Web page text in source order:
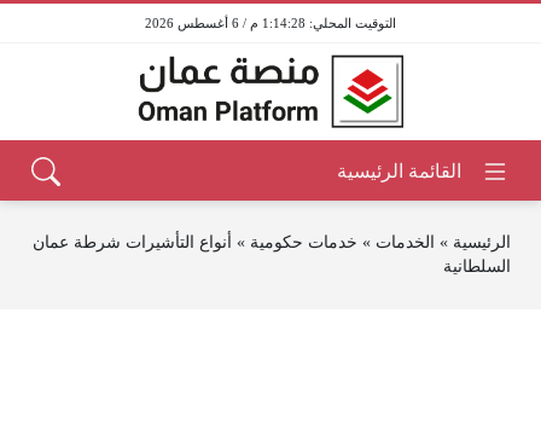
1:14:28 م / 6 أغسطس 2026
الرئيسية » الخدمات » خدمات حكومية » أنواع التأشيرات شرطة عمان
السلطانية